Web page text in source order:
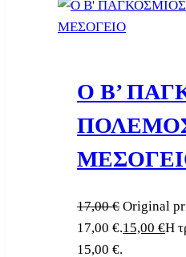
Ο Β’
17,00€ Original
17,00 €.15,00 €Η
15,00 €.